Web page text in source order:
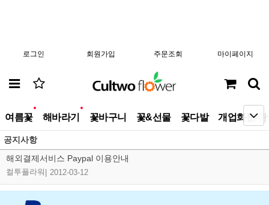
로그인 회원가입 주문조회 마이페이지
여름꽃 해바라기 꽃바구니 꽃&선물 꽃다발 개업화분/
공지사항
해외결제서비스 Paypal 이용안내
컬투플라워 2012-03-12